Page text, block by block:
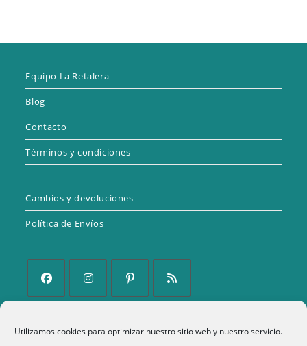
Utilizamos cookies para optimizar nuestro sitio web y nuestro servicio.
Equipo La Retalera
Blog
Contacto
Términos y condiciones
Cambios y devoluciones
Política de Envíos
Se
en
Se
en
Se
en
Se
en
Política de Privacidad